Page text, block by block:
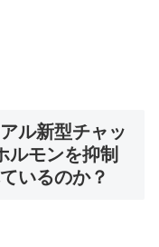
ル新型チャッ
ルモンを抑制
いるのか？